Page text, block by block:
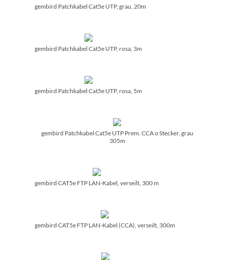
gembird Patchkabel Cat5e UTP, grau, 20m
gembird Patchkabel Cat5e UTP, rosa, 3m
gembird Patchkabel Cat5e UTP, rosa, 5m
gembird Patchkabel Cat5e UTP Prem. CCA o Stecker, grau
305m
gembird CAT5e FTP LAN-Kabel, verseilt, 300 m
gembird CAT5e FTP LAN-Kabel (CCA), verseilt, 300m